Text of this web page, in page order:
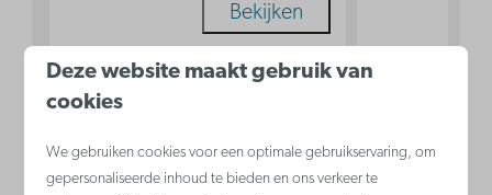
Bekijken
Zeebrugge
België - Belgische kust
Deze website maakt gebruik van
cookies
We gebruiken cookies voor een optimale gebruikservaring, om
gepersonaliseerde inhoud te bieden en ons verkeer te